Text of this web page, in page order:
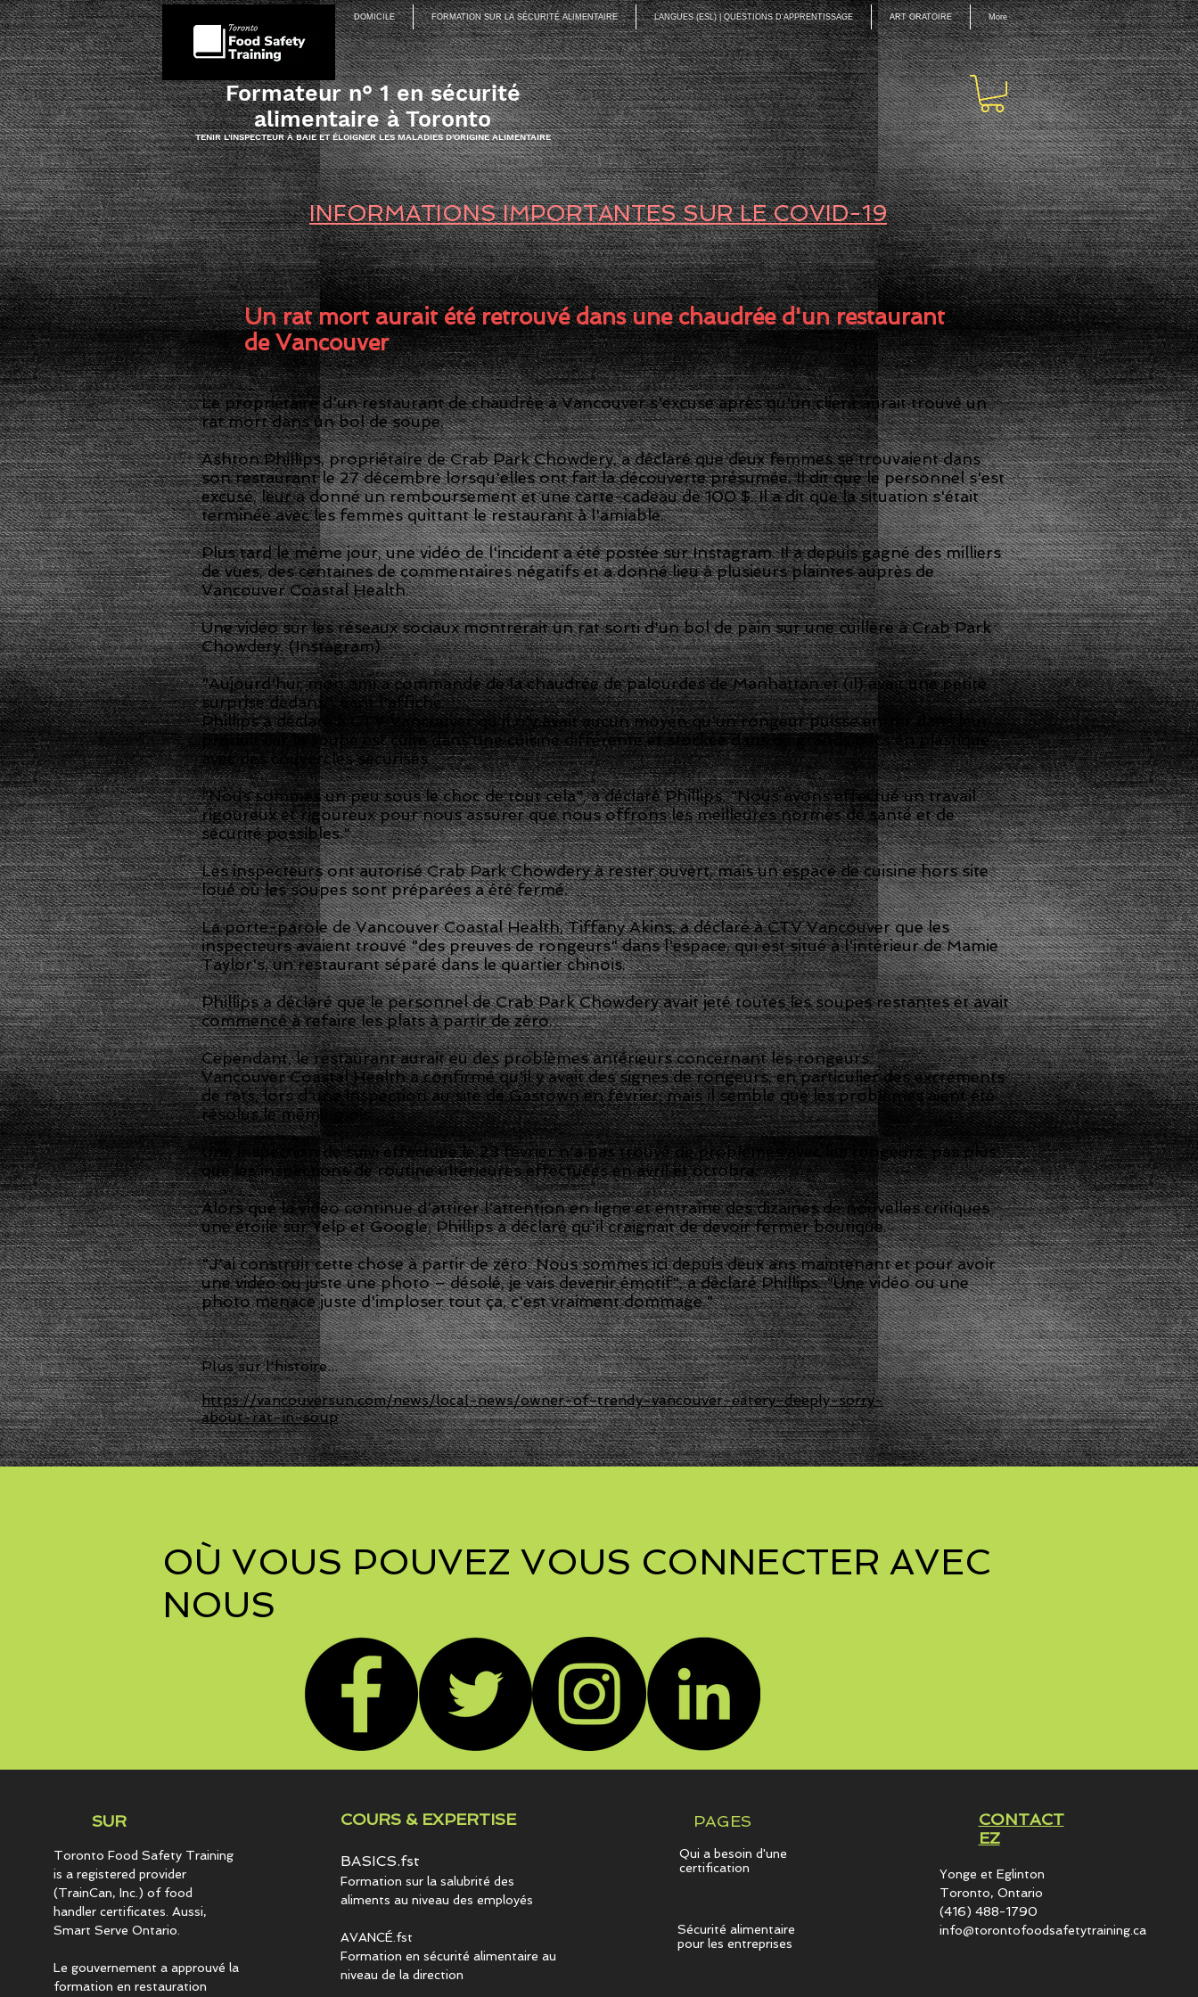
DOMICILE FORMATION SUR LA SÉCURITÉ ALIMENTAIRE LANGUES (ESL) | QUESTIONS D'APPRENTISSAGE ART ORATOIRE More
Formateur n° 1 en sécurité
alimentaire à Toronto
TENIR L'INSPECTEUR À BAIE ET ÉLOIGNER LES MALADIES D'ORIGINE ALIMENTAIRE
INFORMATIONS IMPORTANTES SUR LE COVID-19
Un rat mort aurait été retrouvé dans une chaudrée d'un restaurant
de Vancouver
Le propriétaire d'un restaurant de chaudrée à Vancouver s'excuse après qu'un client aurait trouvé un
rat mort dans un bol de soupe.
Ashton Phillips, propriétaire de Crab Park Chowdery, a déclaré que deux femmes se trouvaient dans
son restaurant le 27 décembre lorsqu'elles ont fait la découverte présumée. Il dit que le personnel s'est
excusé, leur a donné un remboursement et une carte-cadeau de 100 $. Il a dit que la situation s'était
terminée avec les femmes quittant le restaurant à l'amiable.
Plus tard le même jour, une vidéo de l'incident a été postée sur Instagram. Il a depuis gagné des milliers
de vues, des centaines de commentaires négatifs et a donné lieu à plusieurs plaintes auprès de
Vancouver Coastal Health.
Une vidéo sur les réseaux sociaux montrerait un rat sorti d'un bol de pain sur une cuillère à Crab Park
Chowdery. (Instagram)
"Aujourd'hui, mon ami a commandé de la chaudrée de palourdes de Manhattan et (il) avait une petite
surprise dedans", écrit l'affiche.
Phillips a déclaré à CTV Vancouver qu'il n'y avait aucun moyen qu'un rongeur puisse entrer dans leur
produit car la soupe est cuite dans une cuisine différente et stockée dans de grands bacs en plastique
avec des couvercles sécurisés.
"Nous sommes un peu sous le choc de tout cela", a déclaré Phillips. "Nous avons effectué un travail
rigoureux et rigoureux pour nous assurer que nous offrons les meilleures normes de santé et de
sécurité possibles."
Les inspecteurs ont autorisé Crab Park Chowdery à rester ouvert, mais un espace de cuisine hors site
loué où les soupes sont préparées a été fermé.
La porte-parole de Vancouver Coastal Health, Tiffany Akins, a déclaré à CTV Vancouver que les
inspecteurs avaient trouvé "des preuves de rongeurs" dans l'espace, qui est situé à l'intérieur de Mamie
Taylor's, un restaurant séparé dans le quartier chinois.
Phillips a déclaré que le personnel de Crab Park Chowdery avait jeté toutes les soupes restantes et avait
commencé à refaire les plats à partir de zéro.
Cependant, le restaurant aurait eu des problèmes antérieurs concernant les rongeurs.
Vancouver Coastal Health a confirmé qu'il y avait des signes de rongeurs, en particulier des excréments
de rats, lors d'une inspection au site de Gastown en février, mais il semble que les problèmes aient été
résolus le même mois.
Une inspection de suivi effectuée le 23 février n'a pas trouvé de problèmes avec les rongeurs, pas plus
que les inspections de routine ultérieures effectuées en avril et octobre.
Alors que la vidéo continue d'attirer l'attention en ligne et entraîne des dizaines de nouvelles critiques
une étoile sur Yelp et Google, Phillips a déclaré qu'il craignait de devoir fermer boutique.
"J'ai construit cette chose à partir de zéro. Nous sommes ici depuis deux ans maintenant et pour avoir
une vidéo ou juste une photo – désolé, je vais devenir émotif", a déclaré Phillips. "Une vidéo ou une
photo menace juste d'imploser tout ça, c'est vraiment dommage."
Plus sur l'histoire...
https://vancouversun.com/news/local-news/owner-of-trendy-vancouver-eatery-deeply-sorry-
about-rat-in-soup
OÙ VOUS POUVEZ VOUS CONNECTER AVEC
NOUS
SUR
Toronto Food Safety Training
is a registered provider
(TrainCan, Inc.) of food
handler certificates. Aussi,
Smart Serve Ontario.
Le gouvernement a approuvé la
formation en restauration
COURS & EXPERTISE
BASICS.fst
Formation sur la salubrité des
aliments au niveau des employés
AVANCÉ.fst
Formation en sécurité alimentaire au
niveau de la direction
PAGES
Qui a besoin d'une
certification
Sécurité alimentaire
pour les entreprises
CONTACT
EZ
Yonge et Eglinton​
Toronto, Ontario
(416) 488-1790
info@torontofoodsafetytraining.ca